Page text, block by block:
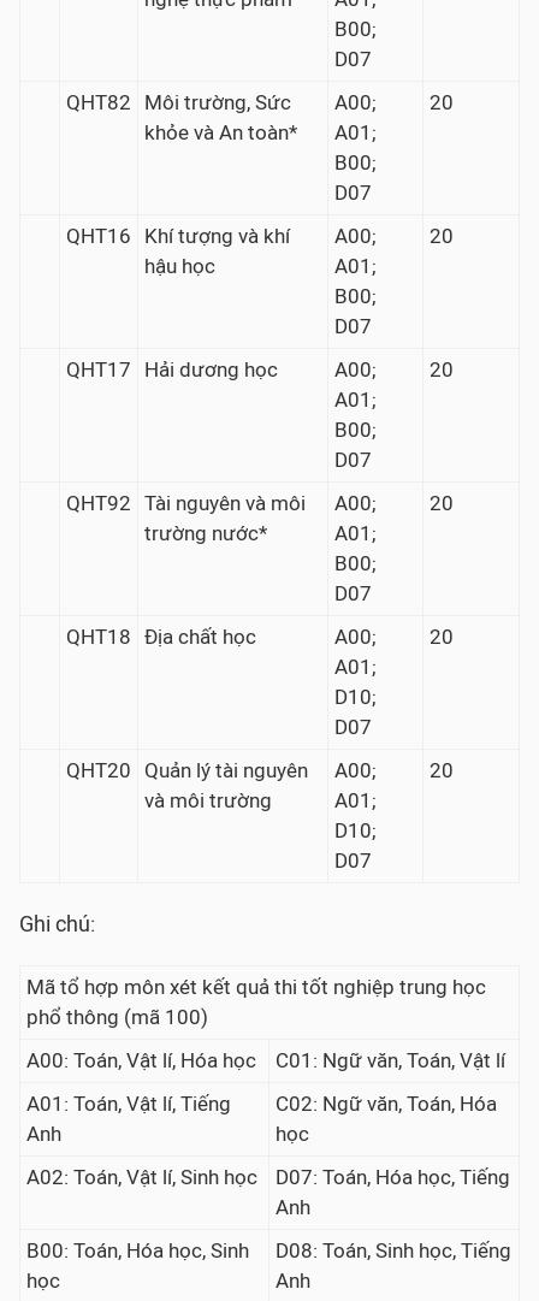
B00;
D07
QHT82
Môi trường, Sức
khỏe và An toàn*
A00;
A01;
B00;
D07
20
QHT16
Khí tượng và khí
hậu học
A00;
A01;
B00;
D07
20
QHT17 Hải dương học
A00;
A01;
B00;
D07
20
QHT92 Tài nguyên và môi
trường nước*
A00;
A01;
B00;
D07
20
QHT18 Địa chất học
A00;
A01;
D10;
D07
20
QHT20
Quản lý tài nguyên
và môi trường
A00;
A01;
D10;
D07
20
Ghi chú:
Mã tổ hợp môn xét kết quả thi tốt nghiệp trung học
phổ thông (mã 100)
A00: Toán, Vật lí, Hóa học
C01: Ngữ văn, Toán, Vật lí
A01: Toán, Vật lí, Tiếng
Anh
C02: Ngữ văn, Toán, Hóa
học
A02: Toán, Vật lí, Sinh học
D07: Toán, Hóa học, Tiếng
Anh
B00: Toán, Hóa học, Sinh
học
D08: Toán, Sinh học, Tiếng
Anh